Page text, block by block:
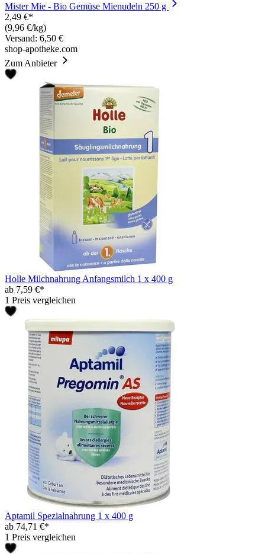
Mister Mie - Bio Gemüse Mienudeln 250 g
2,49 €*
(9,96 €/kg)
Versand: 6,50 €
shop-apotheke.com
Zum Anbieter
Holle Milchnahrung Anfangsmilch 1 x 400 g
ab 7,59 €*
1 Preis vergleichen
Aptamil Spezialnahrung 1 x 400 g
ab 74,71 €*
1 Preis vergleichen